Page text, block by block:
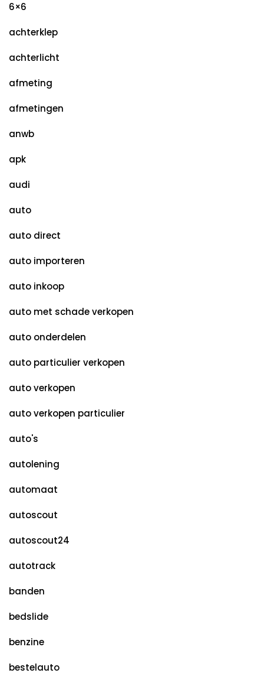
6×6
achterklep
achterlicht
afmeting
afmetingen
anwb
apk
audi
auto
auto direct
auto importeren
auto inkoop
auto met schade verkopen
auto onderdelen
auto particulier verkopen
auto verkopen
auto verkopen particulier
auto's
autolening
automaat
autoscout
autoscout24
autotrack
banden
bedslide
benzine
bestelauto